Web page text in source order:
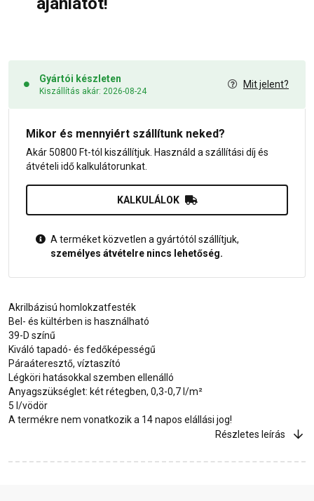
Gyártói készleten
Kiszállítás akár: 2026-08-24
Mit jelent?
Mikor és mennyiért szállítunk neked?
Akár 50800 Ft-tól kiszállítjuk. Használd a szállítási díj és
átvételi idő kalkulátorunkat.
KALKULÁLOK
A terméket közvetlen a gyártótól szállítjuk,
személyes átvételre nincs lehetőség.
Akrilbázisú homlokzatfesték
Bel- és kültérben is használható
39-D színű
Kiváló tapadó- és fedőképességű
Páraáteresztő, víztaszító
Légköri hatásokkal szemben ellenálló
Anyagszükséglet: két rétegben, 0,3-0,7 l/m²
5 l/vödör
A termékre nem vonatkozik a 14 napos elállási jog!
Részletes leírás